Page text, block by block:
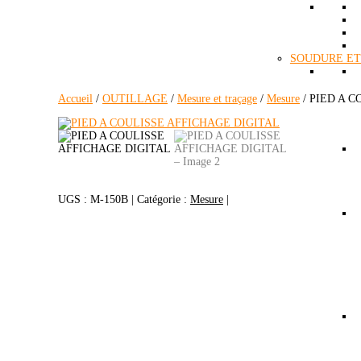
SOUDURE
Accueil / OUTILLAGE / Mesure et traçage / Mesure / PIED A
UGS : M-150B Catégorie : Mesure